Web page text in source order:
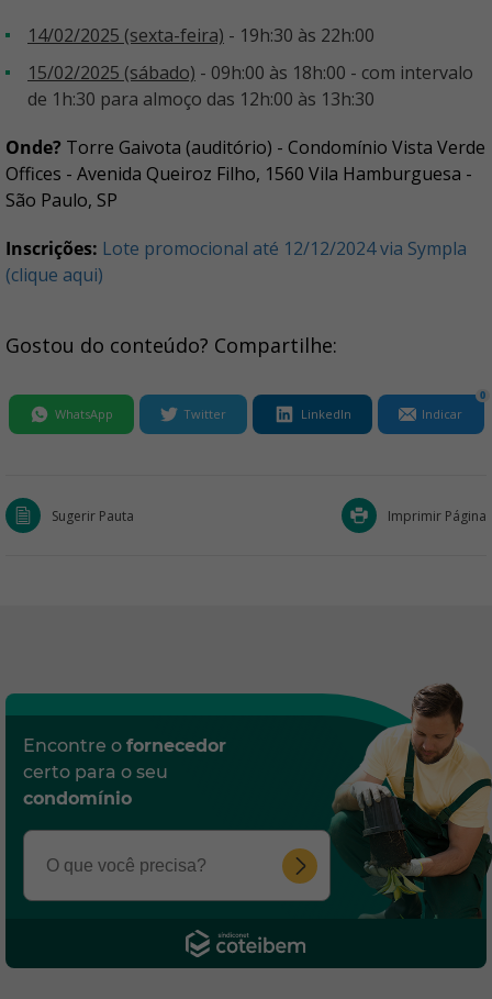
14/02/2025 (sexta-feira) - 19h:30 às 22h:00
15/02/2025 (sábado) - 09h:00 às 18h:00 - com intervalo
de 1h:30 para almoço das 12h:00 às 13h:30
Onde? Torre Gaivota (auditório) - Condomínio Vista Verde
Offices - Avenida Queiroz Filho, 1560 Vila Hamburguesa -
São Paulo, SP
Inscrições: Lote promocional até 12/12/2024 via Sympla
(clique aqui)
Gostou do conteúdo? Compartilhe:
WhatsApp Twitter LinkedIn Indicar
0
Sugerir Pauta Imprimir Página
Encontre o fornecedor
certo para o seu
condomínio